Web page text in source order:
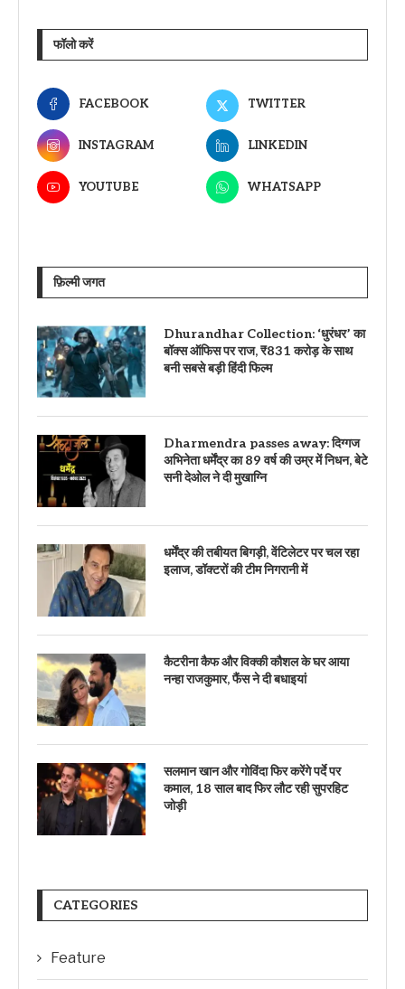
फॉलो करें
FACEBOOK TWITTER
INSTAGRAM LINKEDIN
YOUTUBE WHATSAPP
फ़िल्मी जगत
Dhurandhar Collection: ‘धुरंधर’ का
बॉक्स ऑफिस पर राज, ₹831 करोड़ के साथ
बनी सबसे बड़ी हिंदी फिल्म
Dharmendra passes away: दिग्गज
अभिनेता धर्मेंद्र का 89 वर्ष की उम्र में निधन, बेटे
सनी देओल ने दी मुखाग्नि
धर्मेंद्र की तबीयत बिगड़ी, वेंटिलेटर पर चल रहा
इलाज, डॉक्टरों की टीम निगरानी में
कैटरीना कैफ और विक्की कौशल के घर आया
नन्हा राजकुमार, फैंस ने दी बधाइयां
सलमान खान और गोविंदा फिर करेंगे पर्दे पर
कमाल, 18 साल बाद फिर लौट रही सुपरहिट
जोड़ी
CATEGORIES
Feature